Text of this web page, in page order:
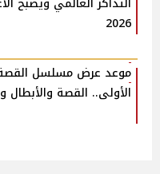
2026
موعد عرض مسلسل القصة
الأولى.. القصة والأبطال